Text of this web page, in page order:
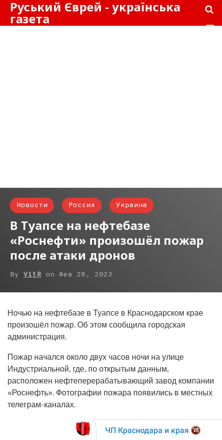
Руський Єврей - українська
газета
Новости Россия Украина
В Туапсе на нефтебазе
«Роснефти» произошёл пожар
после атаки дронов
By VitR on Фев 28, 2023
Ночью на нефтебазе в Туапсе в Краснодарском крае
произошёл пожар. Об этом сообщила городская
администрация.
Пожар начался около двух часов ночи на улице
Индустриальной, где, по открытым данным,
расположен нефтеперерабатывающий завод компании
«Роснефть». Фотографии пожара появились в местных
телеграм-каналах.